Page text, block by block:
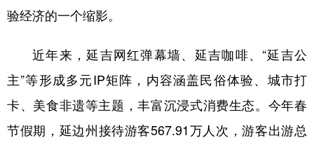
验经济的一个缩影。
近年来，延吉网红弹幕墙、延吉咖啡、“延吉公
主”等形成多元IP矩阵，内容涵盖民俗体验、城市打
卡、美食非遗等主题，丰富沉浸式消费生态。今年春
节假期，延边州接待游客567.91万人次，游客出游总